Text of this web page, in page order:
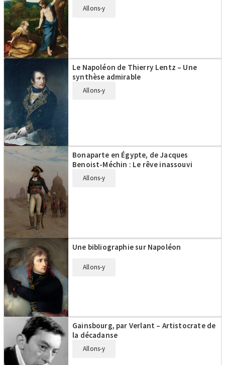
Allons-y
Le Napoléon de Thierry Lentz – Une
synthèse admirable
Allons-y
Bonaparte en Égypte, de Jacques
Benoist-Méchin : Le rêve inassouvi
Allons-y
Une bibliographie sur Napoléon
Allons-y
Gainsbourg, par Verlant – Artistocrate de
la décadanse
Allons-y